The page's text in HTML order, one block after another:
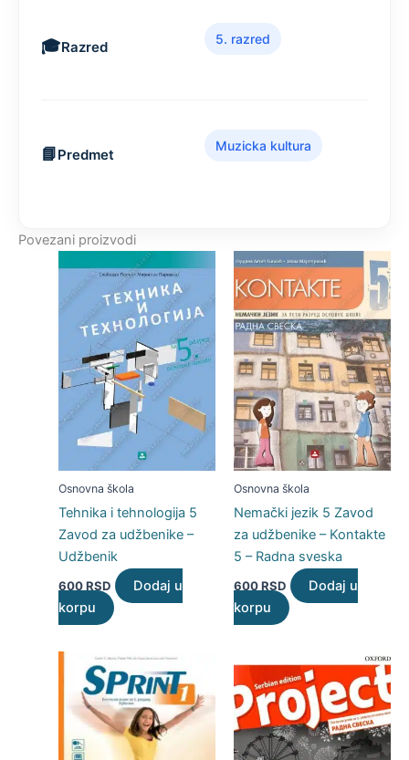
Razred
5. razred
Predmet
Muzicka kultura
Povezani proizvodi
Osnovna škola
Tehnika i tehnologija 5
Zavod za udžbenike –
Udžbenik
600RSD
Dodaj u
korpu
Osnovna škola
Nemački jezik 5 Zavod
za udžbenike – Kontakte
5 – Radna sveska
600RSD
Dodaj u
korpu